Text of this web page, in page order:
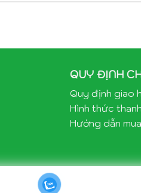
QUY ĐỊNH
Quy định giao
Hình thức
Hướng dẫn